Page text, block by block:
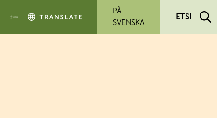
PÅ
SVENSKA
ETSI